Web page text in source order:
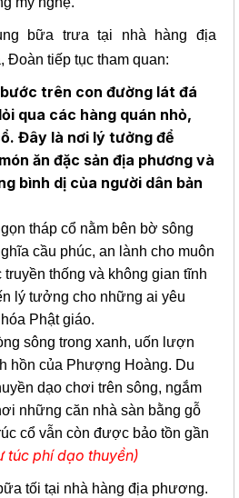
bữa trưa tại nhà hàng địa
tiếp tục tham quan:
trên con đường lát đá
qua các hàng quán nhỏ,
Đây là nơi lý tưởng để
ăn đặc sản địa phương và
bình dị của người dân bản
tháp cổ nằm bên bờ sông
cầu phúc, an lành cho muôn
thống và không gian tĩnh
lý tưởng cho những ai yêu
Phật giáo.
sông trong xanh, uốn lượn
hồn của Phượng Hoàng. Du
dạo chơi trên sông, ngắm
những căn nhà sàn bằng gỗ
cổ vẫn còn được bảo tồn gần
túc phí dạo thuyền)
tối tại nhà hàng địa phương.